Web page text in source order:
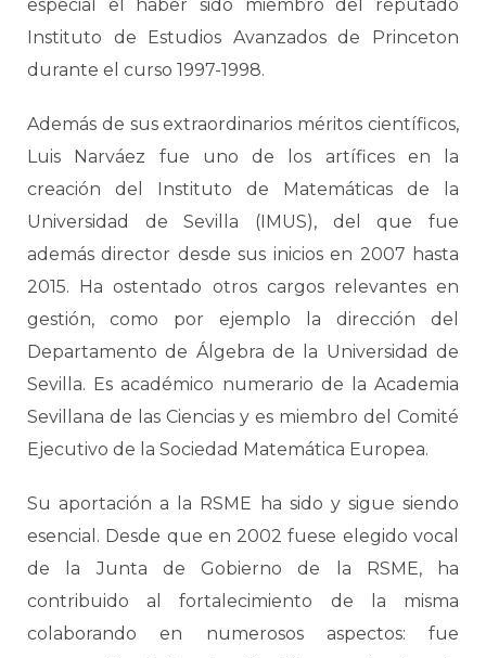
especial el haber sido miembro del reputado
Instituto de Estudios Avanzados de Princeton
durante el curso 1997-1998.
Además de sus extraordinarios méritos científicos,
Luis Narváez fue uno de los artífices en la
creación del Instituto de Matemáticas de la
Universidad de Sevilla (IMUS), del que fue
además director desde sus inicios en 2007 hasta
2015. Ha ostentado otros cargos relevantes en
gestión, como por ejemplo la dirección del
Departamento de Álgebra de la Universidad de
Sevilla. Es académico numerario de la Academia
Sevillana de las Ciencias y es miembro del Comité
Ejecutivo de la Sociedad Matemática Europea.
Su aportación a la RSME ha sido y sigue siendo
esencial. Desde que en 2002 fuese elegido vocal
de la Junta de Gobierno de la RSME, ha
contribuido al fortalecimiento de la misma
colaborando en numerosos aspectos: fue